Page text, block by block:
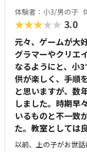
体験者：小3/男の子
★★★★★ 3.0
元々、ゲームが大
グラマーやクリエ
なるようにと、小
供が楽しく、手順
と思いますが、数
しました。時期早
いるものと不一致
た。教室としては
以前、上の子がお世